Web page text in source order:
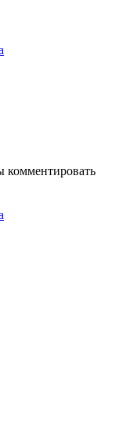
комментировать